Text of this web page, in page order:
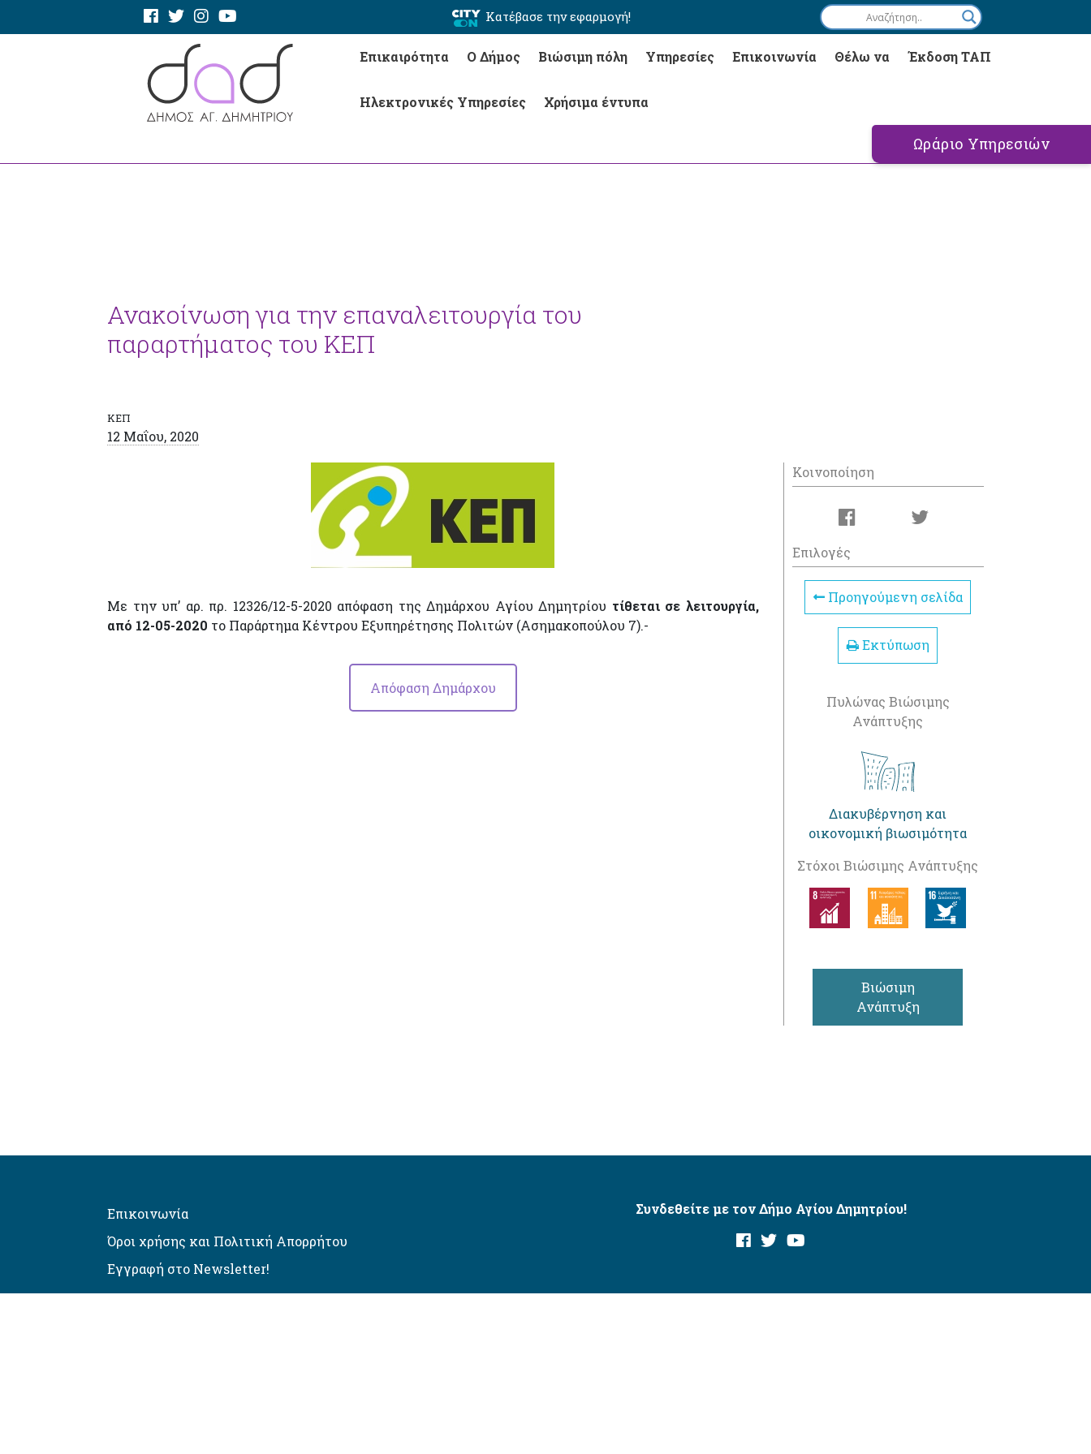
Κατέβασε την εφαρμογή!
Επικαιρότητα Ο Δήμος Βιώσιμη πόλη Υπηρεσίες Επικοινωνία Θέλω να Έκδοση ΤΑΠ
Ηλεκτρονικές Υπηρεσίες Χρήσιμα έντυπα
Ωράριο Υπηρεσιών
Ανακοίνωση για την επαναλειτουργία του
παραρτήματος του ΚΕΠ
ΚΕΠ
12 Μαΐου, 2020
Με την υπ’ αρ. πρ. 12326/12-5-2020 απόφαση της Δημάρχου Αγίου Δημητρίου τίθεται σε λειτουργία,
από 12-05-2020 το Παράρτημα Κέντρου Εξυπηρέτησης Πολιτών (Ασημακοπούλου 7).-
Απόφαση Δημάρχου
Κοινοποίηση
Επιλογές
Προηγούμενη σελίδα
Εκτύπωση
Πυλώνας Βιώσιμης
Ανάπτυξης
Διακυβέρνηση και
οικονομική βιωσιμότητα
Στόχοι Βιώσιμης Ανάπτυξης
Βιώσιμη
Ανάπτυξη
Επικοινωνία
Όροι χρήσης και Πολιτική Απορρήτου
Εγγραφή στο Newsletter!
Συνδεθείτε με τον Δήμο Αγίου Δημητρίου!